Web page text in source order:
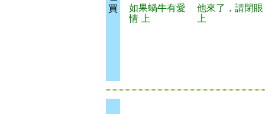
買
如果蝸牛有愛
情 上
他來了，請閉眼
上